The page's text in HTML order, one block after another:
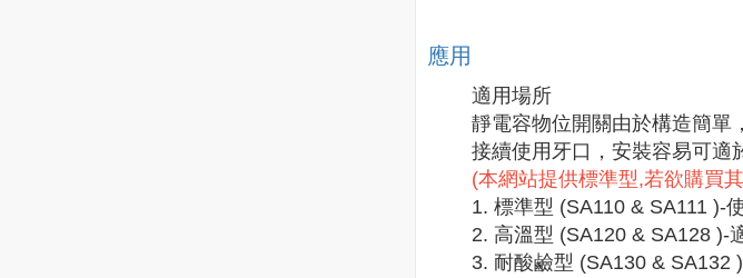
應用
適用場所
靜電容物位開關由於構造簡單
接續使用牙口，安裝容易可適
(本網站提供標準型,若欲購買
1. 標準型 (SA110 & SA111 )-
2. 高溫型 (SA120 & SA128 )-
3. 耐酸鹼型 (SA130 & SA132